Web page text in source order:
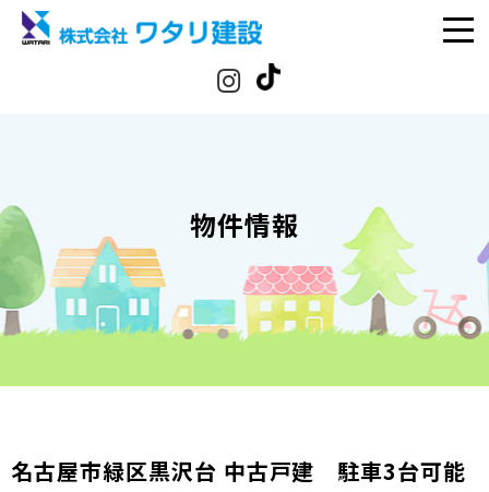
物件情報
名古屋市緑区黒沢台 中古戸建 駐車3台可能